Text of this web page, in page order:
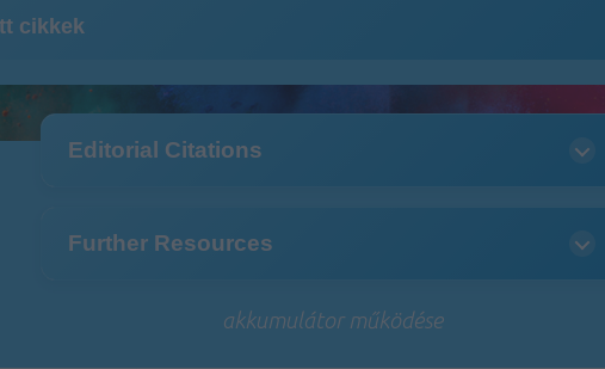
cikkek
Editorial Citations
Further Resources
akkumulátor működése